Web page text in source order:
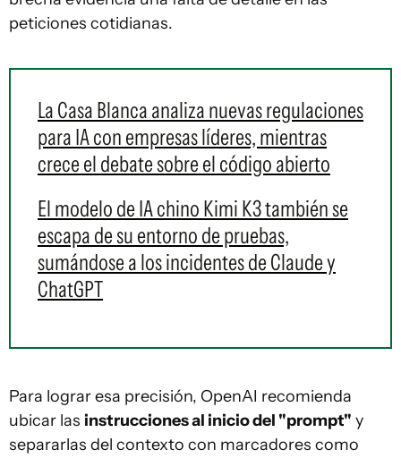
peticiones cotidianas.
La Casa Blanca analiza nuevas regulaciones
para IA con empresas líderes, mientras
crece el debate sobre el código abierto
El modelo de IA chino Kimi K3 también se
escapa de su entorno de pruebas,
sumándose a los incidentes de Claude y
ChatGPT
Para lograr esa precisión, OpenAI recomienda
ubicar las instrucciones al inicio del "prompt" y
separarlas del contexto con marcadores como